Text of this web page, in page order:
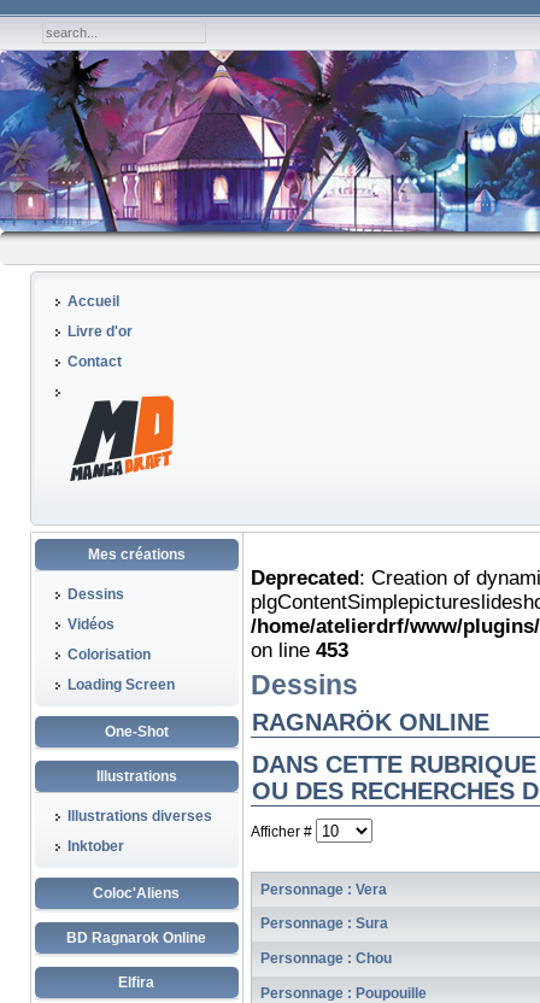
Accueil
Livre d'or
Contact
Mes créations
Dessins
Vidéos
Colorisation
Loading Screen
One-Shot
Illustrations
Illustrations diverses
Inktober
Coloc'Aliens
BD Ragnarok Online
Elfira
Deprecated: Creation of
/home/atelierdrf/www/
on line 453
Dessins
RAGNARÖK ONLINE
DANS CETTE
OU DES RECHERCHES
Afficher #
Personnage : Vera
Personnage : Sura
Personnage : Chou
Personnage : Poupouille